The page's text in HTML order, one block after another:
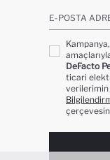
E-POSTA
DeFacto
ticari
verilerimin